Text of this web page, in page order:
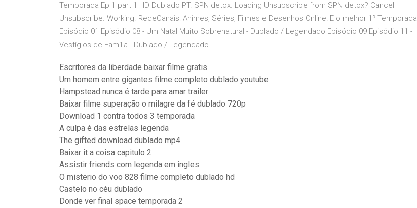
Temporada Ep 1 part 1 HD Dublado PT. SPN detox. Loading Unsubscribe from SPN detox? Cancel
Unsubscribe. Working. RedeCanais: Animes, Séries, Filmes e Desenhos Online! E o melhor 1ª Temporada
Episódio 01 Episódio 08 - Um Natal Muito Sobrenatural - Dublado / Legendado Episódio 09 Episódio 11 -
Vestígios de Família - Dublado / Legendado
Escritores da liberdade baixar filme gratis
Um homem entre gigantes filme completo dublado youtube
Hampstead nunca é tarde para amar trailer
Baixar filme superação o milagre da fé dublado 720p
Download 1 contra todos 3 temporada
A culpa é das estrelas legenda
The gifted download dublado mp4
Baixar it a coisa capitulo 2
Assistir friends com legenda em ingles
O misterio do voo 828 filme completo dublado hd
Castelo no céu dublado
Donde ver final space temporada 2